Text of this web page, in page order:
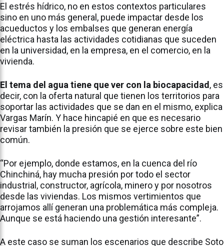
El estrés hídrico, no en estos contextos particulares
sino en uno más general, puede impactar desde los
acueductos y los embalses que generan energía
eléctrica hasta las actividades cotidianas que suceden
en la universidad, en la empresa, en el comercio, en la
vivienda.
El tema del agua tiene que ver con la biocapacidad, es
decir, con la oferta natural que tienen los territorios para
soportar las actividades que se dan en el mismo, explica
Vargas Marín. Y hace hincapié en que es necesario
revisar también la presión que se ejerce sobre este bien
común.
“Por ejemplo, donde estamos, en la cuenca del río
Chinchiná, hay mucha presión por todo el sector
industrial, constructor, agrícola, minero y por nosotros
desde las viviendas. Los mismos vertimientos que
arrojamos allí generan una problemática más compleja.
Aunque se está haciendo una gestión interesante”.
A este caso se suman los escenarios que describe Soto